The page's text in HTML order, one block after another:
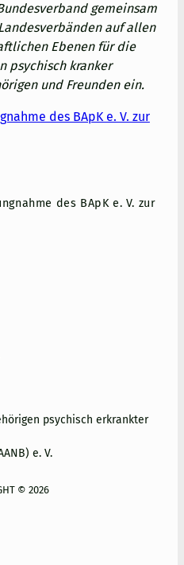
gemeinsam
auf allen
Ebenen für die
psychisch kranker
und Freunden ein.
des BApK e. V. zur
des BApK e. V. zur
psychisch erkrankter
e. V.
© 2026